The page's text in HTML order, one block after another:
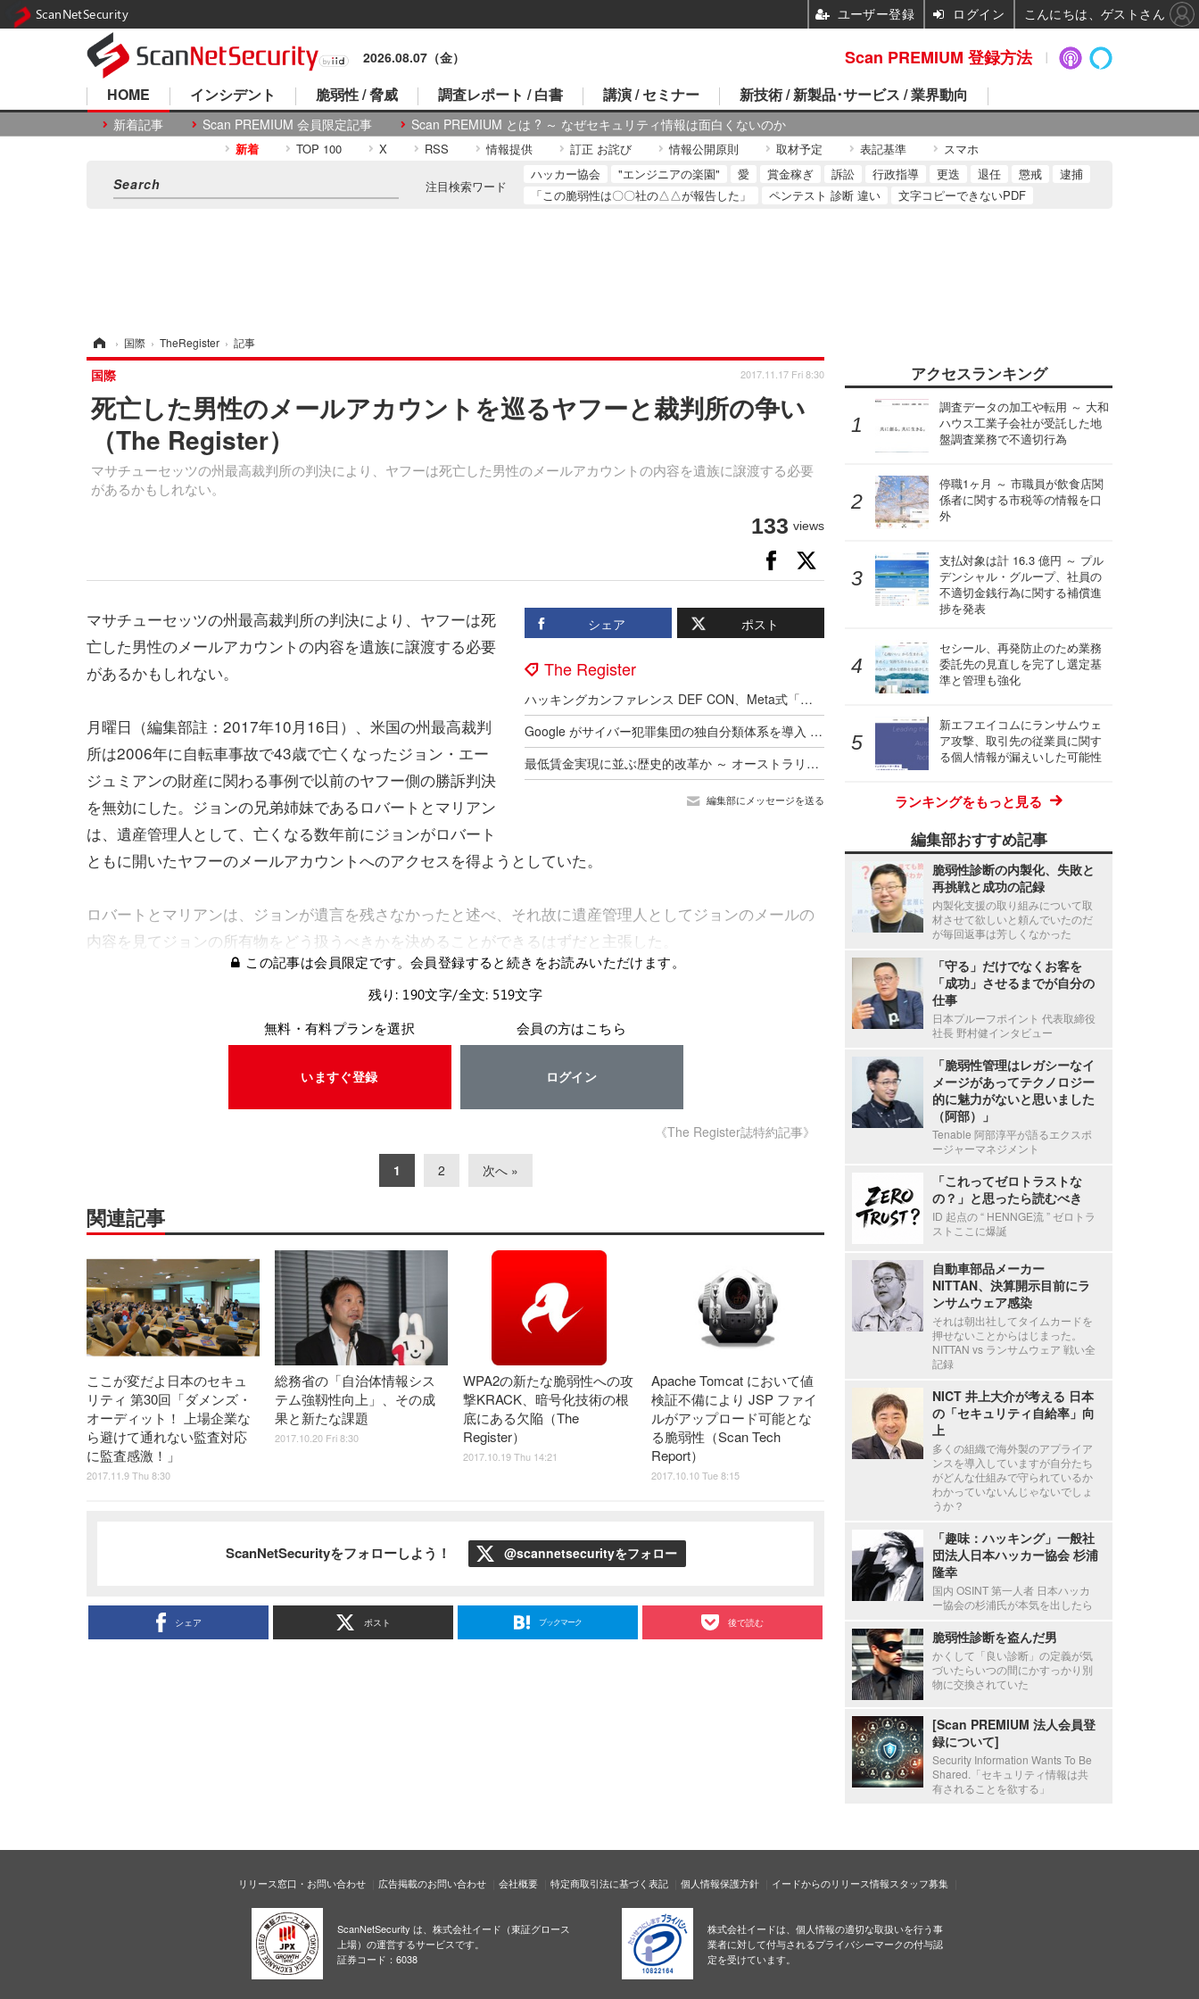
2026.08.07（金）
HOME
新着記事 Scan PREMIUM 会員限定記事 Scan PREMIUM とは ? ～ なぜセキュリティ情報は面白くないのか
インシデント 脆弱性 / 脅威 調査レポート / 白書 講演 / セミナー 新技術 / 新製品･サービス / 業界動向
新着 TOP 100 X RSS 情報提供 訂正 お詫び 情報公開原則 取材予定 表記基準 スマホ
注目検索ワード
ハッカー協会 "エンジニアの楽園" 愛 賞金稼ぎ 訴訟 行政指導 更迭 退任 懲戒
逮捕
「この脆弱性は〇〇社の△△が報告した」
ペンテスト 診断 違い 文字コピーできないPDF
› 国際 › TheRegister › 記事
死亡した男性のメールアカウントを巡るヤフーと裁判所の争い
（The Register）
マサチューセッツの州最高裁判所の判決により、ヤフーは死亡した男性のメールアカウントの内容を遺族に譲渡する必要
があるかもしれない。
国際 2017.11.17 Fri 8:30
133 views
シェア ポスト
The Register
ハッキングカンファレンス DEF CON、Meta式「変態メガネ」全面禁止（度付きもNG）広がるスマートグラス締め出し
Google がサイバー犯罪集団の独自分類体系を導入 ～ Microsoft と CrowdStrike が推進した業界統一規則はいずこへ
最低賃金実現に並ぶ歴史的改革か ～ オーストラリア首相が AI 企業に消費する以上の発電とコンテンツ盗用停止を突きつける
編集部にメッセージを送る
マサチューセッツの州最高裁判所の判決により、ヤフーは死
亡した男性のメールアカウントの内容を遺族に譲渡する必要
があるかもしれない。
月曜日（編集部註：2017年10月16日）、米国の州最高裁判
所は2006年に自転車事故で43歳で亡くなったジョン・エー
ジュミアンの財産に関わる事例で以前のヤフー側の勝訴判決
を無効にした。ジョンの兄弟姉妹であるロバートとマリアン
は、遺産管理人として、亡くなる数年前にジョンがロバート
ともに開いたヤフーのメールアカウントへのアクセスを得ようとしていた。
ロバートとマリアンは、ジョンが遺言を残さなかったと述べ、それ故に遺産管理人としてジョンのメールの
内容を見てジョンの所有物をどう扱うべきかを決めることができるはずだと主張した。
この記事は会員限定です。会員登録すると続きをお読みいただけます。
残り: 190文字/全文: 519文字
無料・有料プランを選択
いますぐ登録
会員の方はこちら
ログイン
《The Register誌特約記事》
1 2 次へ
関連記事
ここが変だよ日本のセキュ
リティ 第30回「ダメンズ・
オーディット！ 上場企業な
ら避けて通れない監査対応
に監査感激！」
2017.11.9 Thu 8:30
総務省の「自治体情報シス
テム強靱性向上」、その成
果と新たな課題
2017.10.20 Fri 8:30
WPA2の新たな脆弱性への攻
撃KRACK、暗号化技術の根
底にある欠陥（The
Register）
2017.10.19 Thu 14:21
Apache Tomcat において値
検証不備により JSP ファイ
ルがアップロード可能とな
る脆弱性（Scan Tech
Report）
2017.10.10 Tue 8:15
ScanNetSecurityをフォローしよう！ @scannetsecurityをフォロー
シェア ポスト ブックマーク 後で読む
アクセスランキング
調査データの加工や転用 ～ 大和
ハウス工業子会社が受託した地
盤調査業務で不適切行為
停職1ヶ月 ～ 市職員が飲食店関
係者に関する市税等の情報を口
外
支払対象は計 16.3 億円 ～ プル
デンシャル・グループ、社員の
不適切金銭行為に関する補償進
捗を発表
セシール、再発防止のため業務
委託先の見直しを完了し選定基
準と管理も強化
新エフエイコムにランサムウェ
ア攻撃、取引先の従業員に関す
る個人情報が漏えいした可能性
ランキングをもっと見る
編集部おすすめ記事
脆弱性診断の内製化、失敗と
再挑戦と成功の記録
内製化支援の取り組みについて取
材させて欲しいと頼んでいたのだ
が毎回返事は芳しくなかった
「守る」だけでなくお客を
「成功」させるまでが自分の
仕事
日本プルーフポイント 代表取締役
社長 野村健インタビュー
「脆弱性管理はレガシーなイ
メージがあってテクノロジー
的に魅力がないと思いました
（阿部）」
Tenable 阿部淳平が語るエクスポ
ージャーマネジメント
「これってゼロトラストな
の？」と思ったら読むべき
ID 起点の “ HENNGE流 ” ゼロトラ
ストここに爆誕
自動車部品メーカー
NITTAN、決算開示目前にラ
ンサムウェア感染
それは朝出社してタイムカードを
押せないことからはじまった。
NITTAN vs ランサムウェア 戦い全
記録
NICT 井上大介が考える 日本
の「セキュリティ自給率」向
上
多くの組織で海外製のアプライア
ンスを導入していますが自分たち
がどんな仕組みで守られているか
わかっていないんじゃないでしょ
うか？
「趣味：ハッキング」一般社
団法人日本ハッカー協会 杉浦
隆幸
国内 OSINT 第一人者 日本ハッカ
ー協会の杉浦氏が本気を出したら
脆弱性診断を盗んだ男
かくして「良い診断」の定義が気
づいたらいつの間にかすっかり別
物に交換されていた
[Scan PREMIUM 法人会員登
録について]
Security Information Wants To Be
Shared.「セキュリティ情報は共
有されることを欲する」
リリース窓口・お問い合わせ 広告掲載のお問い合わせ 会社概要 特定商取引法に基づく表記 個人情報保護方針 イードからのリリース情報スタッフ募集
ScanNetSecurity は、株式会社イード（東証グロース
上場）の運営するサービスです。
証券コード：6038
株式会社イードは、個人情報の適切な取扱いを行う事
業者に対して付与されるプライバシーマークの付与認
定を受けています。
Scan PREMIUM 登録方法
ScanNetSecurity ユーザー登録 ログイン こんにちは、ゲストさん